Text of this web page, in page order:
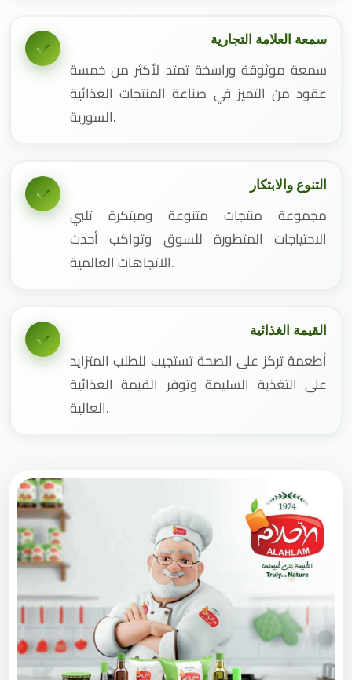
سمعة العلامة التجارية
سمعة موثوقة وراسخة تمتد لأكثر من خمسة
عقود من التميز في صناعة المنتجات الغذائية
السورية.
التنوع والابتكار
مجموعة منتجات متنوعة ومبتكرة تلبي
الاحتياجات المتطورة للسوق وتواكب أحدث
الاتجاهات العالمية.
القيمة الغذائية
أطعمة تركز على الصحة تستجيب للطلب المتزايد
على التغذية السليمة وتوفر القيمة الغذائية
العالية.